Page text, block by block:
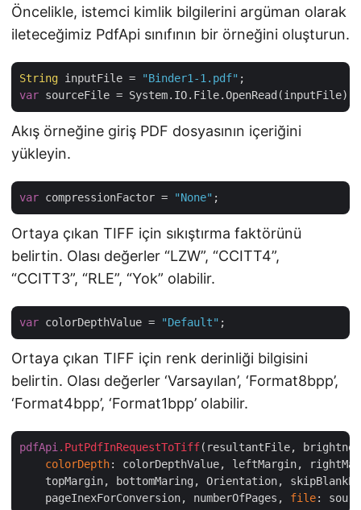
Öncelikle, istemci kimlik bilgilerini argüman olarak
ileteceğimiz PdfApi sınıfının bir örneğini oluşturun.
String inputFile = "Binder1-1.pdf"
var
Akış örneğine giriş PDF dosyasının içeriğini
yükleyin.
var compressionFactor = "None"
Ortaya çıkan TIFF için sıkıştırma faktörünü
belirtin. Olası değerler “LZW”, “CCITT4”,
“CCITT3”, “RLE”, “Yok” olabilir.
var colorDepthValue = "Default"
Ortaya çıkan TIFF için renk derinliği bilgisini
belirtin. Olası değerler ‘Varsayılan’, ‘Format8bpp’,
‘Format4bpp’, ‘Format1bpp’ olabilir.
pdfApi .PutPdfInRequestToTiff(resultantFile,
colorDepth: colorDepthValue, leftMargin,
topMargin, bottomMaring, Orientation,
    pageInexForConversion, numberOfPages,
file